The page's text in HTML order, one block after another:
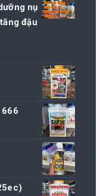
nụ
đậu